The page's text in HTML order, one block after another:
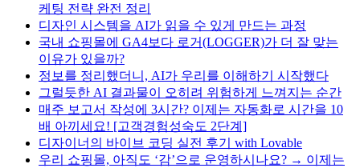
케팅 전략 완전 정리
디자인 시스템을 AI가 읽을 수 있게 만드는 과정
국내 쇼핑몰에 GA4보다 로거(LOGGER)가 더 잘 맞는
이유가 있을까?
정보를 정리했더니, AI가 우리를 이해하기 시작했다
그럴듯한 AI 결과물이 오히려 위험하게 느껴지는 순간
매주 보고서 작성에 3시간? 이제는 자동화로 시간을 10
배 아끼세요! [고객경험성숙도 2단계]
디자이너의 바이브 코딩 실전 후기 with Lovable
우리 쇼핑몰, 아직도 ‘감’으로 운영하시나요? → 이제는